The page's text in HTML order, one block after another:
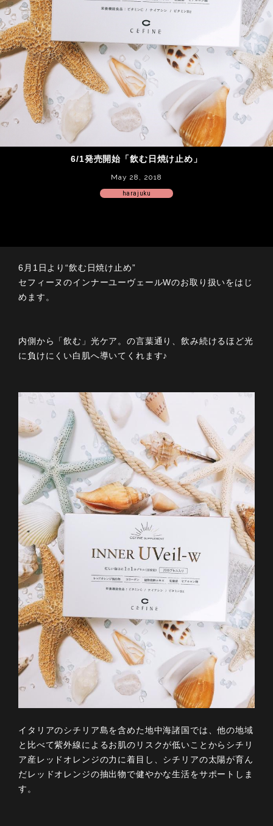
6/1発売開始「飲む日焼け止め」
May 28, 2018
harajuku
6月1日より“飲む日焼け止め”
セフィーヌのインナーユーヴェールWのお取り扱いをはじ
めます。
内側から「飲む」光ケア。の言葉通り、飲み続けるほど光
に負けにくい白肌へ導いてくれます♪
イタリアのシチリア島を含めた地中海諸国では、他の地域
と比べて紫外線によるお肌のリスクが低いことからシチリ
ア産レッドオレンジの力に着目し、シチリアの太陽が育ん
だレッドオレンジの抽出物で健やかな生活をサポートしま
す。